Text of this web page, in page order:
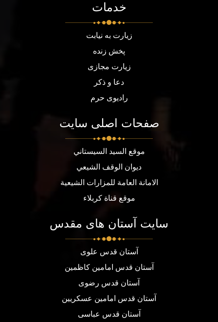
خدمات
زیارت به نیابت
پخش زنده
زیارت مجازی
دعا و ذکر
رادیوی حرم
صفحات اصلی سایت
موقع السيد السيستاني
ديوان الوقف الشيعي
الامانة العامة للمزارات الشيعية
موقع قناة كربلاء
سایت آستان های مقدس
آستان قدس علوی
آستان قدس امامین کاظمین
آستان قدس رضوی
آستان قدس امامین عسکریین
آستان قدس عباسی